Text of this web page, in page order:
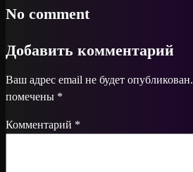
No comment
Добавить комментарий
Ваш адрес email не будет опубликован.
помечены *
Комментарий *